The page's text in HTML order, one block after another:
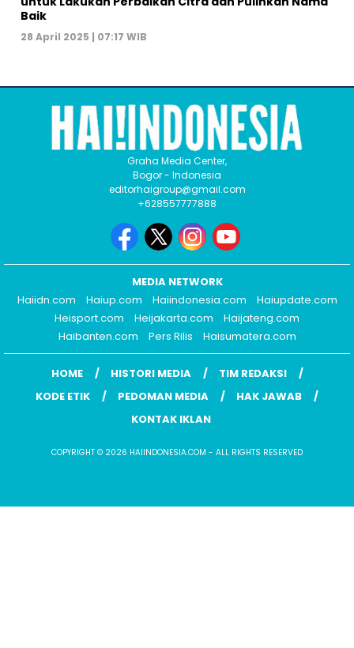
Baik
28 April 2025 | 07:17 WIB
Graha Media Center,
Bogor - Indonesia
editorhaigroup@gmail.com
+628557777888
MEDIA NETWORK
Haiidn.com
Haiup.com Haiindonesia.com
Haiupdate.com
Heisport.com
Heijakarta.com
Haijateng.com
Haibanten.com
Pers Rilis Haisumatera.com
HOME HISTORI MEDIA
TIM REDAKSI
KODE ETIK
PEDOMAN MEDIA
HAK JAWAB
KONTAK IKLAN
COPYRIGHT © 2026 HAIINDONESIA.COM - ALL RIGHTS RESERVED